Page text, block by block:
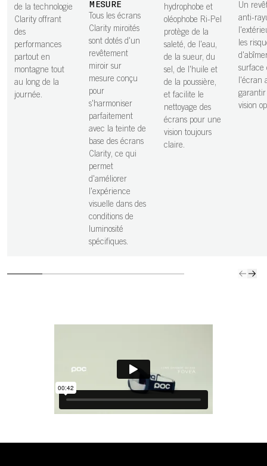
de la technologie
Clarity offrant
des
performances
partout en
montagne tout
au long de la
journée.
MESURE
Tous les écrans
Clarity miroités
sont dotés d'un
revêtement
miroir sur
mesure conçu
pour
s'harmoniser
parfaitement
avec la teinte de
base des écrans
Clarity, ce qui
permet
d'améliorer
l'expérience
visuelle dans des
conditions de
luminosité
spécifiques.
hydrophobe et
oléophobe Ri-Pel
protège de la
saleté, de l'eau,
de la sueur, du
sel, de l'huile et
de la poussière,
et facilite le
nettoyage des
écrans pour une
vision toujours
claire.
Un
anti-
les
surface
l'écran
vision